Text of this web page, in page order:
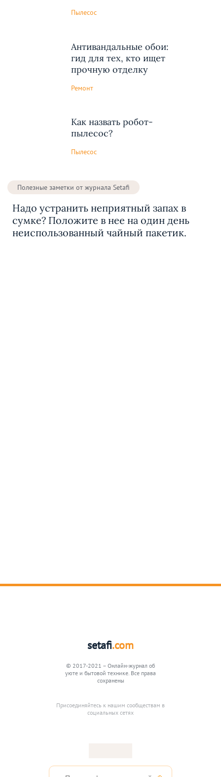
Пылесос
Антивандальные обои:
гид для тех, кто ищет
прочную отделку
Ремонт
Как назвать робот-
пылесос?
Пылесос
Полезные заметки от журнала Setafi
setafi.com
© 2017-2021 – Онлайн-журнал об
уюте и бытовой технике. Все права
сохранены
Присоединяйтесь к нашим сообществам в
социальных сетях